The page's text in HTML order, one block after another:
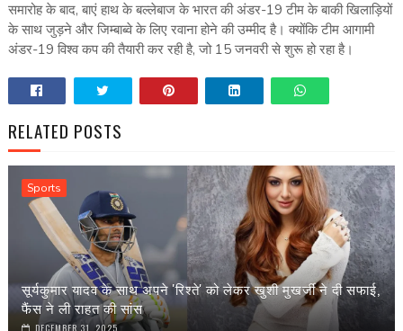
समारोह के बाद, बाएं हाथ के बल्लेबाज के भारत की अंडर-19 टीम के बाकी खिलाड़ियों
के साथ जुड़ने और जिम्बाब्वे के लिए रवाना होने की उम्मीद है। क्योंकि टीम आगामी
अंडर-19 विश्व कप की तैयारी कर रही है, जो 15 जनवरी से शुरू हो रहा है।
RELATED POSTS
Sports
सूर्यकुमार यादव के साथ अपने 'रिश्ते' को लेकर खुशी मुखर्जी ने दी सफाई,
फैंस ने ली राहत की सांस
DECEMBER 31, 2025